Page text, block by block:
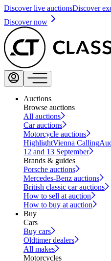
Discover live auctionsDiscover
Discover now
Auctions
Browse auctions
All auctions
Car auctions
Motorcycle auctions
HighlightVienna Calling
12 and 13 September
Brands & guides
Porsche auctions
Mercedes-Benz auctions
British classic car auctions
How to sell at auction
How to buy at auction
Buy
Cars
Buy cars
Oldtimer dealers
All makes
Motorcycles